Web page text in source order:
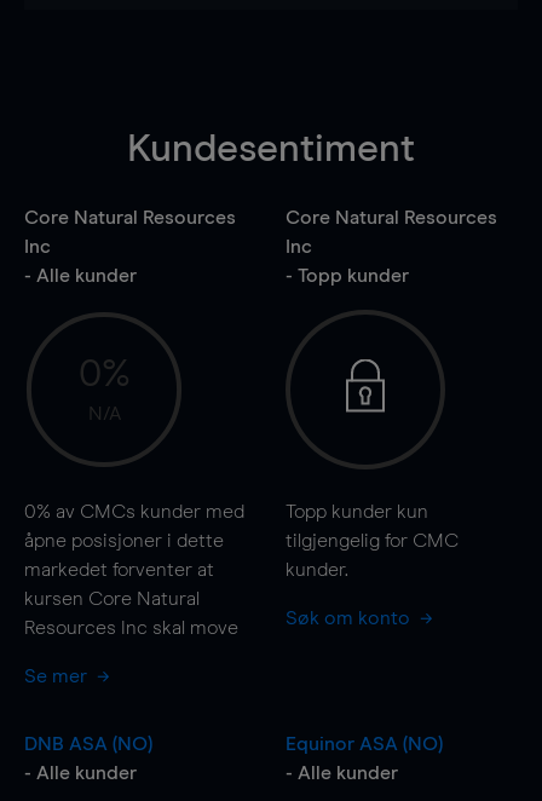
Kundesentiment
Core Natural Resources
Inc
- Alle kunder
0%
N/A
0% av CMCs kunder med
åpne posisjoner i dette
markedet forventer at
kursen Core Natural
Resources Inc skal move
Se mer
Core Natural Resources
Inc
- Topp kunder
Topp kunder kun
tilgjengelig for CMC
kunder.
Søk om konto
DNB ASA (NO)
- Alle kunder
Equinor ASA (NO)
- Alle kunder